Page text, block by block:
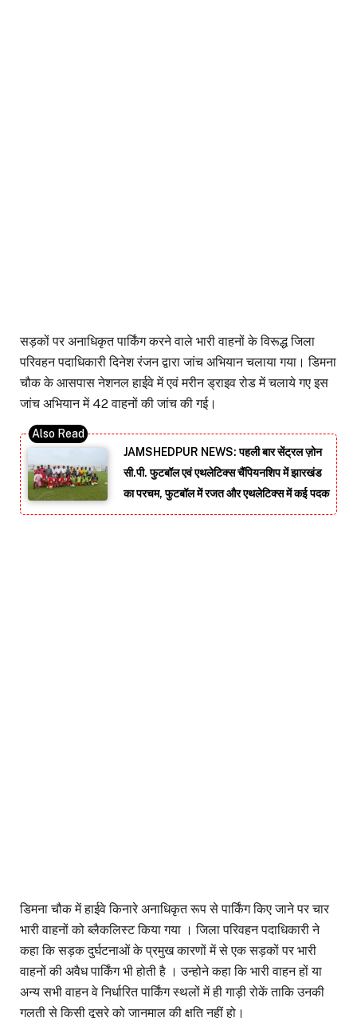
सड़कों पर अनाधिकृत पार्किंग करने वाले भारी वाहनों के विरूद्ध जिला
परिवहन पदाधिकारी दिनेश रंजन द्वारा जांच अभियान चलाया गया। डिमना
चौक के आसपास नेशनल हाईवे में एवं मरीन ड्राइव रोड में चलाये गए इस
जांच अभियान में 42 वाहनों की जांच की गई।
JAMSHEDPUR NEWS: पहली बार सेंट्रल ज़ोन
सी.पी. फुटबॉल एवं एथलेटिक्स चैंपियनशिप में झारखंड
का परचम, फुटबॉल में रजत और एथलेटिक्स में कई पदक
डिमना चौक में हाईवे किनारे अनाधिकृत रूप से पार्किंग किए जाने पर चार
भारी वाहनों को ब्लैकलिस्ट किया गया । जिला परिवहन पदाधिकारी ने
कहा कि सड़क दुर्घटनाओं के प्रमुख कारणों में से एक सड़कों पर भारी
वाहनों की अवैध पार्किंग भी होती है । उन्होने कहा कि भारी वाहन हों या
अन्य सभी वाहन वे निर्धारित पार्किंग स्थलों में ही गाड़ी रोकें ताकि उनकी
गलती से किसी दूसरे को जानमाल की क्षति नहीं हो।